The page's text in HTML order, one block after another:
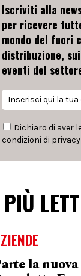
Iscriviti alla
per ricevere
mondo del fuori
distribuzione,
eventi del
Dichiaro di aver
condizioni di privacy
la